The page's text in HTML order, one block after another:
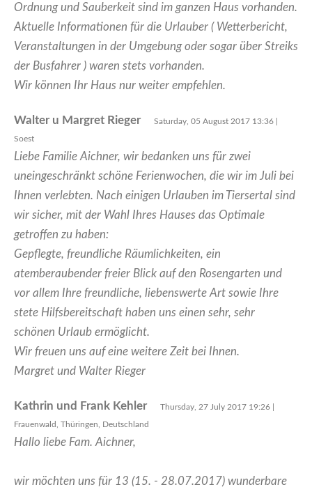
Ordnung und Sauberkeit sind im ganzen Haus vorhanden.
Aktuelle Informationen für die Urlauber ( Wetterbericht,
Veranstaltungen in der Umgebung oder sogar über Streiks
der Busfahrer ) waren stets vorhanden.
Wir können Ihr Haus nur weiter empfehlen.
Walter u Margret Rieger Saturday, 05 August 2017 13:36 |
Soest
Liebe Familie Aichner, wir bedanken uns für zwei
uneingeschränkt schöne Ferienwochen, die wir im Juli bei
Ihnen verlebten. Nach einigen Urlauben im Tiersertal sind
wir sicher, mit der Wahl Ihres Hauses das Optimale
getroffen zu haben:
Gepflegte, freundliche Räumlichkeiten, ein
atemberaubender freier Blick auf den Rosengarten und
vor allem Ihre freundliche, liebenswerte Art sowie Ihre
stete Hilfsbereitschaft haben uns einen sehr, sehr
schönen Urlaub ermöglicht.
Wir freuen uns auf eine weitere Zeit bei Ihnen.
Margret und Walter Rieger
Kathrin und Frank Kehler Thursday, 27 July 2017 19:26 |
Frauenwald, Thüringen, Deutschland
Hallo liebe Fam. Aichner,
wir möchten uns für 13 (15. - 28.07.2017) wunderbare